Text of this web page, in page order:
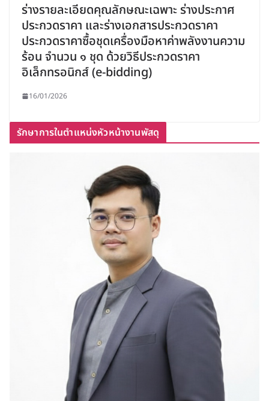
ร่างรายละเอียดคุณลักษณะเฉพาะ ร่างประกาศ
ประกวดราคา และร่างเอกสารประกวดราคา
ประกวดราคาซื้อชุดเครื่องมือหาค่าพลังงานความ
ร้อน จำนวน ๑ ชุด ด้วยวิธีประกวดราคา
อิเล็กทรอนิกส์ (e-bidding)
16/01/2026
รักษาการในตำแหน่งหัวหน้างานพัสดุ